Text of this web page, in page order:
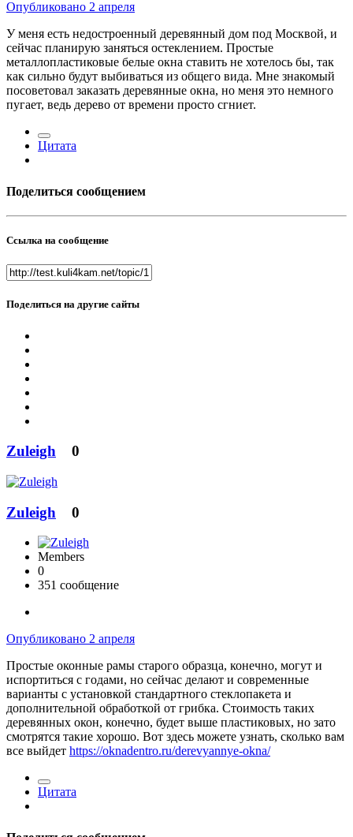
Опубликовано 2 апреля
У меня есть недостроенный деревянный дом под Москвой, и
сейчас планирую заняться остеклением. Простые
металлопластиковые белые окна ставить не хотелось бы, так
как сильно будут выбиваться из общего вида. Мне знакомый
посоветовал заказать деревянные окна, но меня это немного
пугает, ведь дерево от времени просто сгниет.
Цитата
Поделиться сообщением
Ссылка на сообщение
Поделиться на другие сайты
Zuleigh 0
Zuleigh 0
Members
0
351 сообщение
Опубликовано 2 апреля
Простые оконные рамы старого образца, конечно, могут и
испортиться с годами, но сейчас делают и современные
варианты с установкой стандартного стеклопакета и
дополнительной обработкой от грибка. Стоимость таких
деревянных окон, конечно, будет выше пластиковых, но зато
смотрятся такие хорошо. Вот здесь можете узнать, сколько вам
все выйдет https://oknadentro.ru/derevyannye-okna/
Цитата